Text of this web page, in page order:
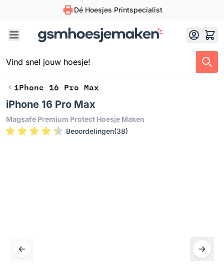
Dé Hoesjes Printspecialist
iPhone 16 Pro Max
iPhone 16 Pro Max
Magsafe Premium Protect Hoesje Maken
Beoordelingen(38)